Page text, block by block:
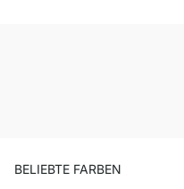
BELIEBTE FARBEN